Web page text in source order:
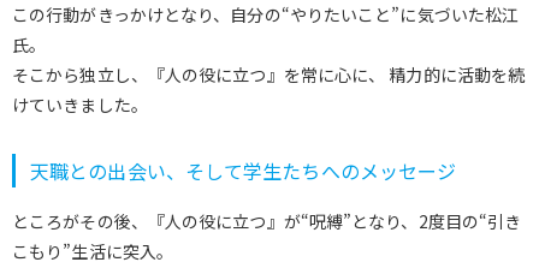
この行動がきっかけとなり、自分の“やりたいこと”に気づいた松江
氏。
そこから独立し、『人の役に立つ』を常に心に、 精力的に活動を続
けていきました。
天職との出会い、そして学生たちへのメッセージ
ところがその後、『人の役に立つ』が“呪縛”となり、2度目の“引き
こもり”生活に突入。